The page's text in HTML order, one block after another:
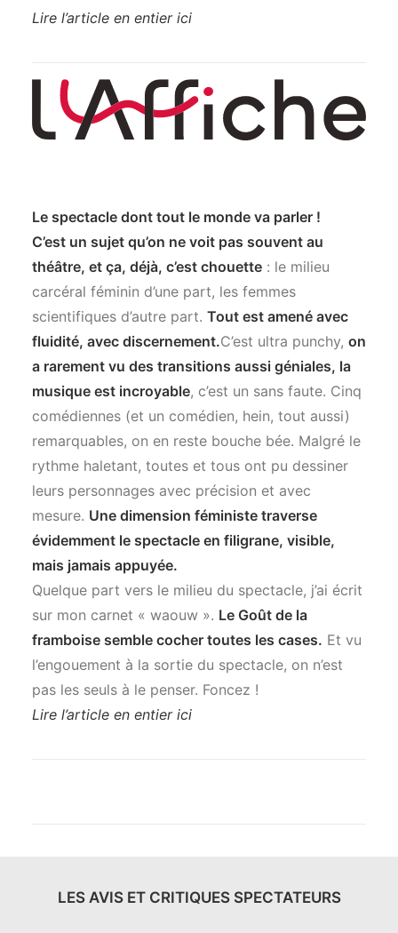
Lire l’article en entier ici
Le spectacle dont tout le monde va parler !
C’est un sujet qu’on ne voit pas souvent au
théâtre, et ça, déjà, c’est chouette : le milieu
carcéral féminin d’une part, les femmes
scientifiques d’autre part. Tout est amené avec
fluidité, avec discernement.C’est ultra punchy, on
a rarement vu des transitions aussi géniales, la
musique est incroyable, c’est un sans faute. Cinq
comédiennes (et un comédien, hein, tout aussi)
remarquables, on en reste bouche bée. Malgré le
rythme haletant, toutes et tous ont pu dessiner
leurs personnages avec précision et avec
mesure. Une dimension féministe traverse
évidemment le spectacle en filigrane, visible,
mais jamais appuyée.
Quelque part vers le milieu du spectacle, j’ai écrit
sur mon carnet « waouw ». Le Goût de la
framboise semble cocher toutes les cases. Et vu
l’engouement à la sortie du spectacle, on n’est
pas les seuls à le penser. Foncez !
Lire l’article en entier ici
LES AVIS ET CRITIQUES SPECTATEURS